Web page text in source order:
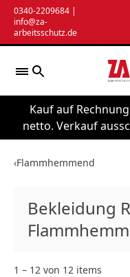
Zum
Inhalt
springen
0340-2209684 |
info@za-
arbeitsschutz.de
Kauf auf
netto. Verkauf
‹Flammhemmend
Bekleidung
1 – 12 von 12 items